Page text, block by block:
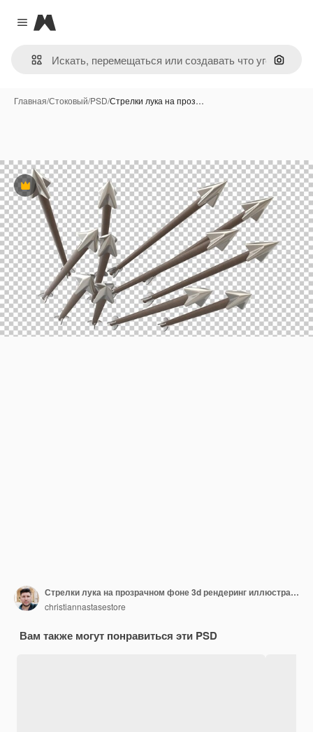
Close menu
Magnific
Поиск
Главная/Стоковый/PSD/Стрелки лука на проз…
Премиум
Стрелки лука на прозрачном фоне 3d рендеринг иллюстрации
christiannastasestore
Вам также могут понравиться эти PSD